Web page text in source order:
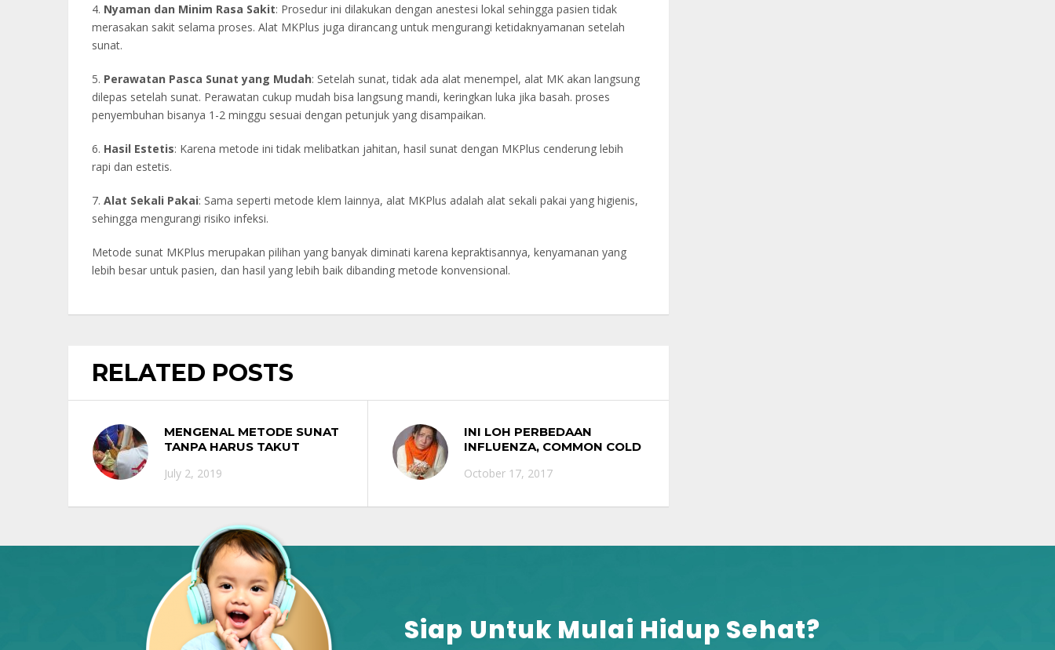
4. Nyaman dan Minim Rasa Sakit: Prosedur ini dilakukan dengan anestesi lokal sehingga pasien tidak
merasakan sakit selama proses. Alat MKPlus juga dirancang untuk mengurangi ketidaknyamanan setelah
sunat.
5. Perawatan Pasca Sunat yang Mudah: Setelah sunat, tidak ada alat menempel, alat MK akan langsung
dilepas setelah sunat. Perawatan cukup mudah bisa langsung mandi, keringkan luka jika basah. proses
penyembuhan bisanya 1-2 minggu sesuai dengan petunjuk yang disampaikan.
6. Hasil Estetis: Karena metode ini tidak melibatkan jahitan, hasil sunat dengan MKPlus cenderung lebih
rapi dan estetis.
7. Alat Sekali Pakai: Sama seperti metode klem lainnya, alat MKPlus adalah alat sekali pakai yang higienis,
sehingga mengurangi risiko infeksi.
Metode sunat MKPlus merupakan pilihan yang banyak diminati karena kepraktisannya, kenyamanan yang
lebih besar untuk pasien, dan hasil yang lebih baik dibanding metode konvensional.
RELATED POSTS
MENGENAL METODE SUNAT
TANPA HARUS TAKUT
July 2, 2019
INI LOH PERBEDAAN
INFLUENZA, COMMON COLD
October 17, 2017
Siap Untuk Mulai Hidup Sehat?​